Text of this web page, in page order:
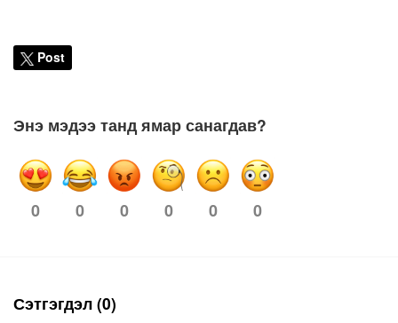
Post
Энэ мэдээ танд ямар санагдав?
0 0 0 0 0 0
Сэтгэгдэл (0)